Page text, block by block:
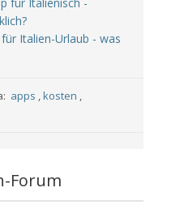
Italien-Urlaub - was
apps ,kosten ,
Forum